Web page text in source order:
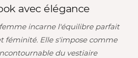
avec élégance
incarne l'équilibre parfait
féminité. Elle s'impose comme
du vestiaire